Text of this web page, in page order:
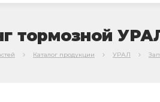
тормозной
Каталог продукции УРАЛ